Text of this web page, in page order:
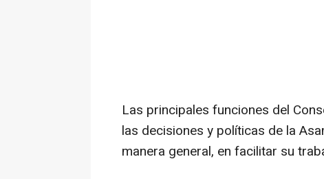
Las principales funciones del
las decisiones y políticas de la
manera general, en facilitar su